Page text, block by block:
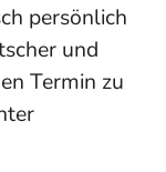
persönlich
und
Termin zu